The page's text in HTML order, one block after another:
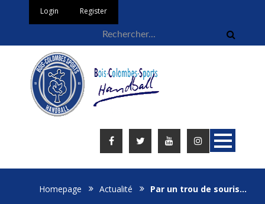
Login Register
Homepage Actualité Par un trou de souris…